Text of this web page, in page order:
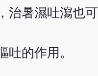
治暑濕吐瀉也可
的作用。